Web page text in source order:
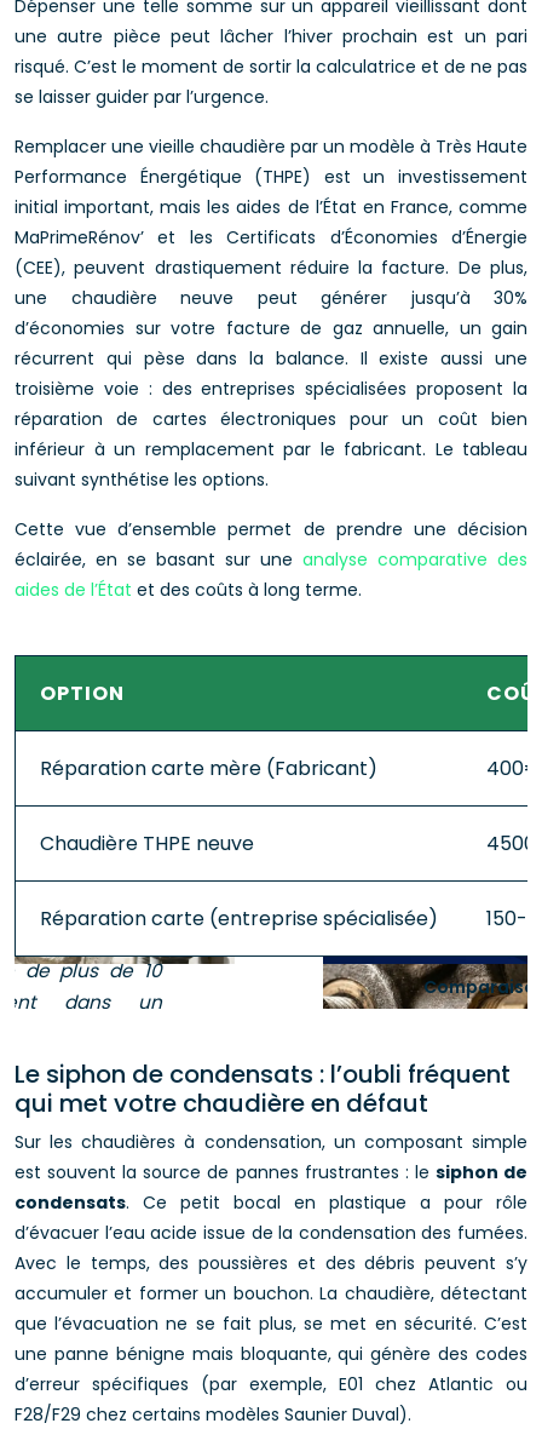
Dépenser une telle somme sur un appareil vieillissant dont
une autre pièce peut lâcher l’hiver prochain est un pari
risqué. C’est le moment de sortir la calculatrice et de ne pas
se laisser guider par l’urgence.
Remplacer une vieille chaudière par un modèle à Très Haute
Performance Énergétique (THPE) est un investissement
initial important, mais les aides de l’État en France, comme
MaPrimeRénov’ et les Certificats d’Économies d’Énergie
(CEE), peuvent drastiquement réduire la facture. De plus,
une chaudière neuve peut générer jusqu’à 30%
d’économies sur votre facture de gaz annuelle, un gain
récurrent qui pèse dans la balance. Il existe aussi une
troisième voie : des entreprises spécialisées proposent la
réparation de cartes électroniques pour un coût bien
inférieur à un remplacement par le fabricant. Le tableau
suivant synthétise les options.
Cette vue d’ensemble permet de prendre une décision
éclairée, en se basant sur une analyse comparative des
aides de l’État et des coûts à long terme.
OPTION
Réparation carte mère (Fabricant) 400€
Chaudière THPE neuve
Réparation carte (entreprise spécialisée) 150-
Le siphon de condensats : l’oubli fréquent
qui met votre chaudière en défaut
Sur les chaudières à condensation, un composant simple
est souvent la source de pannes frustrantes : le siphon de
condensats. Ce petit bocal en plastique a pour rôle
d’évacuer l’eau acide issue de la condensation des fumées.
Avec le temps, des poussières et des débris peuvent s’y
accumuler et former un bouchon. La chaudière, détectant
que l’évacuation ne se fait plus, se met en sécurité. C’est
une panne bénigne mais bloquante, qui génère des codes
d’erreur spécifiques (par exemple, E01 chez Atlantic ou
F28/F29 chez certains modèles Saunier Duval).